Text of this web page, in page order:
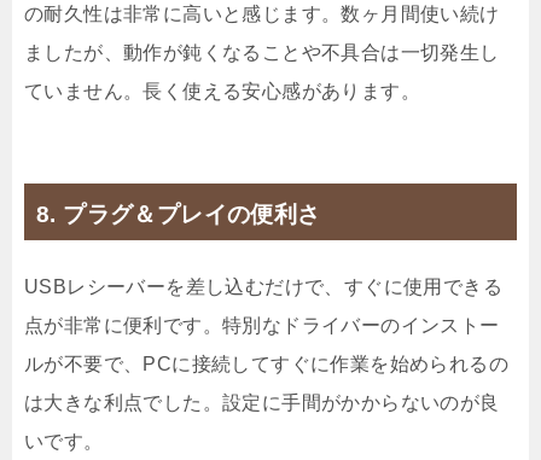
の耐久性は非常に高いと感じます。数ヶ月間使い続け
ましたが、動作が鈍くなることや不具合は一切発生し
ていません。長く使える安心感があります。
8. プラグ＆プレイの便利さ
USBレシーバーを差し込むだけで、すぐに使用できる
点が非常に便利です。特別なドライバーのインストー
ルが不要で、PCに接続してすぐに作業を始められるの
は大きな利点でした。設定に手間がかからないのが良
いです。